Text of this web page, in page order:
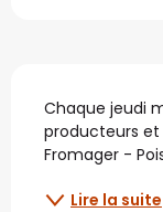
Chaque jeudi
producteurs
Fromager -
Lire la suite